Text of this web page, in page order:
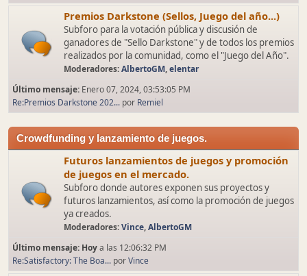
Premios Darkstone (Sellos, Juego del año...)
Subforo para la votación pública y discusión de
ganadores de "Sello Darkstone" y de todos los premios
realizados por la comunidad, como el "Juego del Año".
Moderadores:AlbertoGM,elentar
Último mensaje: Enero 07, 2024, 03:53:05 PM
Re:Premios Darkstone 202... por Remiel
Crowdfunding y lanzamiento de juegos.
Futuros lanzamientos de juegos y promoción
de juegos en el mercado.
Subforo donde autores exponen sus proyectos y
futuros lanzamientos, así como la promoción de juegos
ya creados.
Moderadores:Vince,AlbertoGM
Último mensaje: Hoya las 12:06:32 PM
Re:Satisfactory: The Boa... porVince